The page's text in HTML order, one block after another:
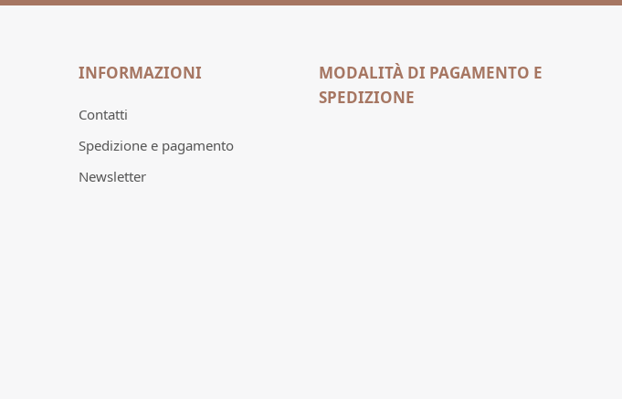
INFORMAZIONI
Contatti
Spedizione e pagamento
Newsletter
MODALITÀ DI PAGAMENTO E
SPEDIZIONE